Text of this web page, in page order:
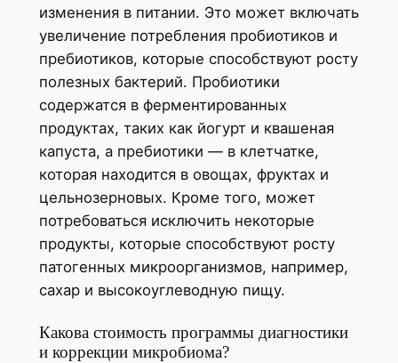
изменения в питании. Это может включать
увеличение потребления пробиотиков и
пребиотиков, которые способствуют росту
полезных бактерий. Пробиотики
содержатся в ферментированных
продуктах, таких как йогурт и квашеная
капуста, а пребиотики — в клетчатке,
которая находится в овощах, фруктах и
цельнозерновых. Кроме того, может
потребоваться исключить некоторые
продукты, которые способствуют росту
патогенных микроорганизмов, например,
сахар и высокоуглеводную пищу.
Какова стоимость программы диагностики
и коррекции микробиома?